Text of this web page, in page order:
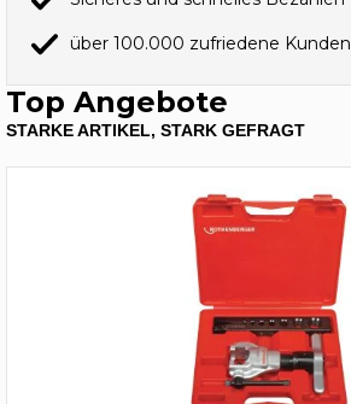
über 100.000 zufriedene Kunden
Top Angebote
STARKE ARTIKEL, STARK GEFRAGT